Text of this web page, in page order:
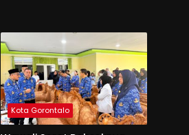
Kota Gorontalo